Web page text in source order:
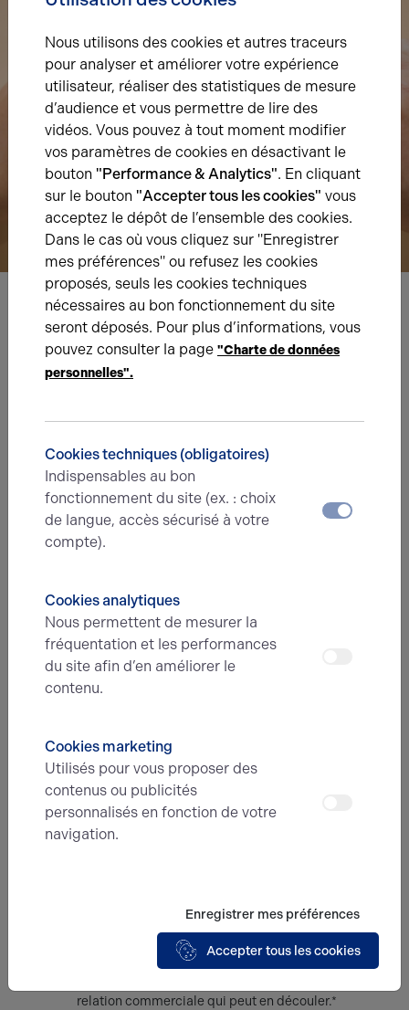
Nous avons hâte de vous lire,
prenez contact !
Prénom*
E-mail*
N° de téléphone*
Message
En soumettant ce formulaire, j'accepte que
les informations saisies soient exploitées
relation commerciale qui peut en découler.*
Nous utilisons des cookies et autres traceurs
pour analyser et améliorer votre expérience
utilisateur, réaliser des statistiques de mesure
d’audience et vous permettre de lire des
vidéos. Vous pouvez à tout moment modifier
vos paramètres de cookies en désactivant le
bouton "Performance & Analytics". En cliquant
sur le bouton "Accepter tous les cookies" vous
acceptez le dépôt de l’ensemble des cookies.
Dans le cas où vous cliquez sur "Enregistrer
mes préférences" ou refusez les cookies
proposés, seuls les cookies techniques
nécessaires au bon fonctionnement du site
seront déposés. Pour plus d’informations, vous
pouvez consulter la page "Charte de données
personnelles".
Cookies techniques (obligatoires)
Indispensables au bon
fonctionnement du site (ex. : choix
de langue, accès sécurisé à votre
compte).
Cookies analytiques
Nous permettent de mesurer la
fréquentation et les performances
du site afin d’en améliorer le
contenu.
Cookies marketing
Utilisés pour vous proposer des
contenus ou publicités
personnalisés en fonction de votre
navigation.
Enregistrer mes préférences
Accepter tous les cookies